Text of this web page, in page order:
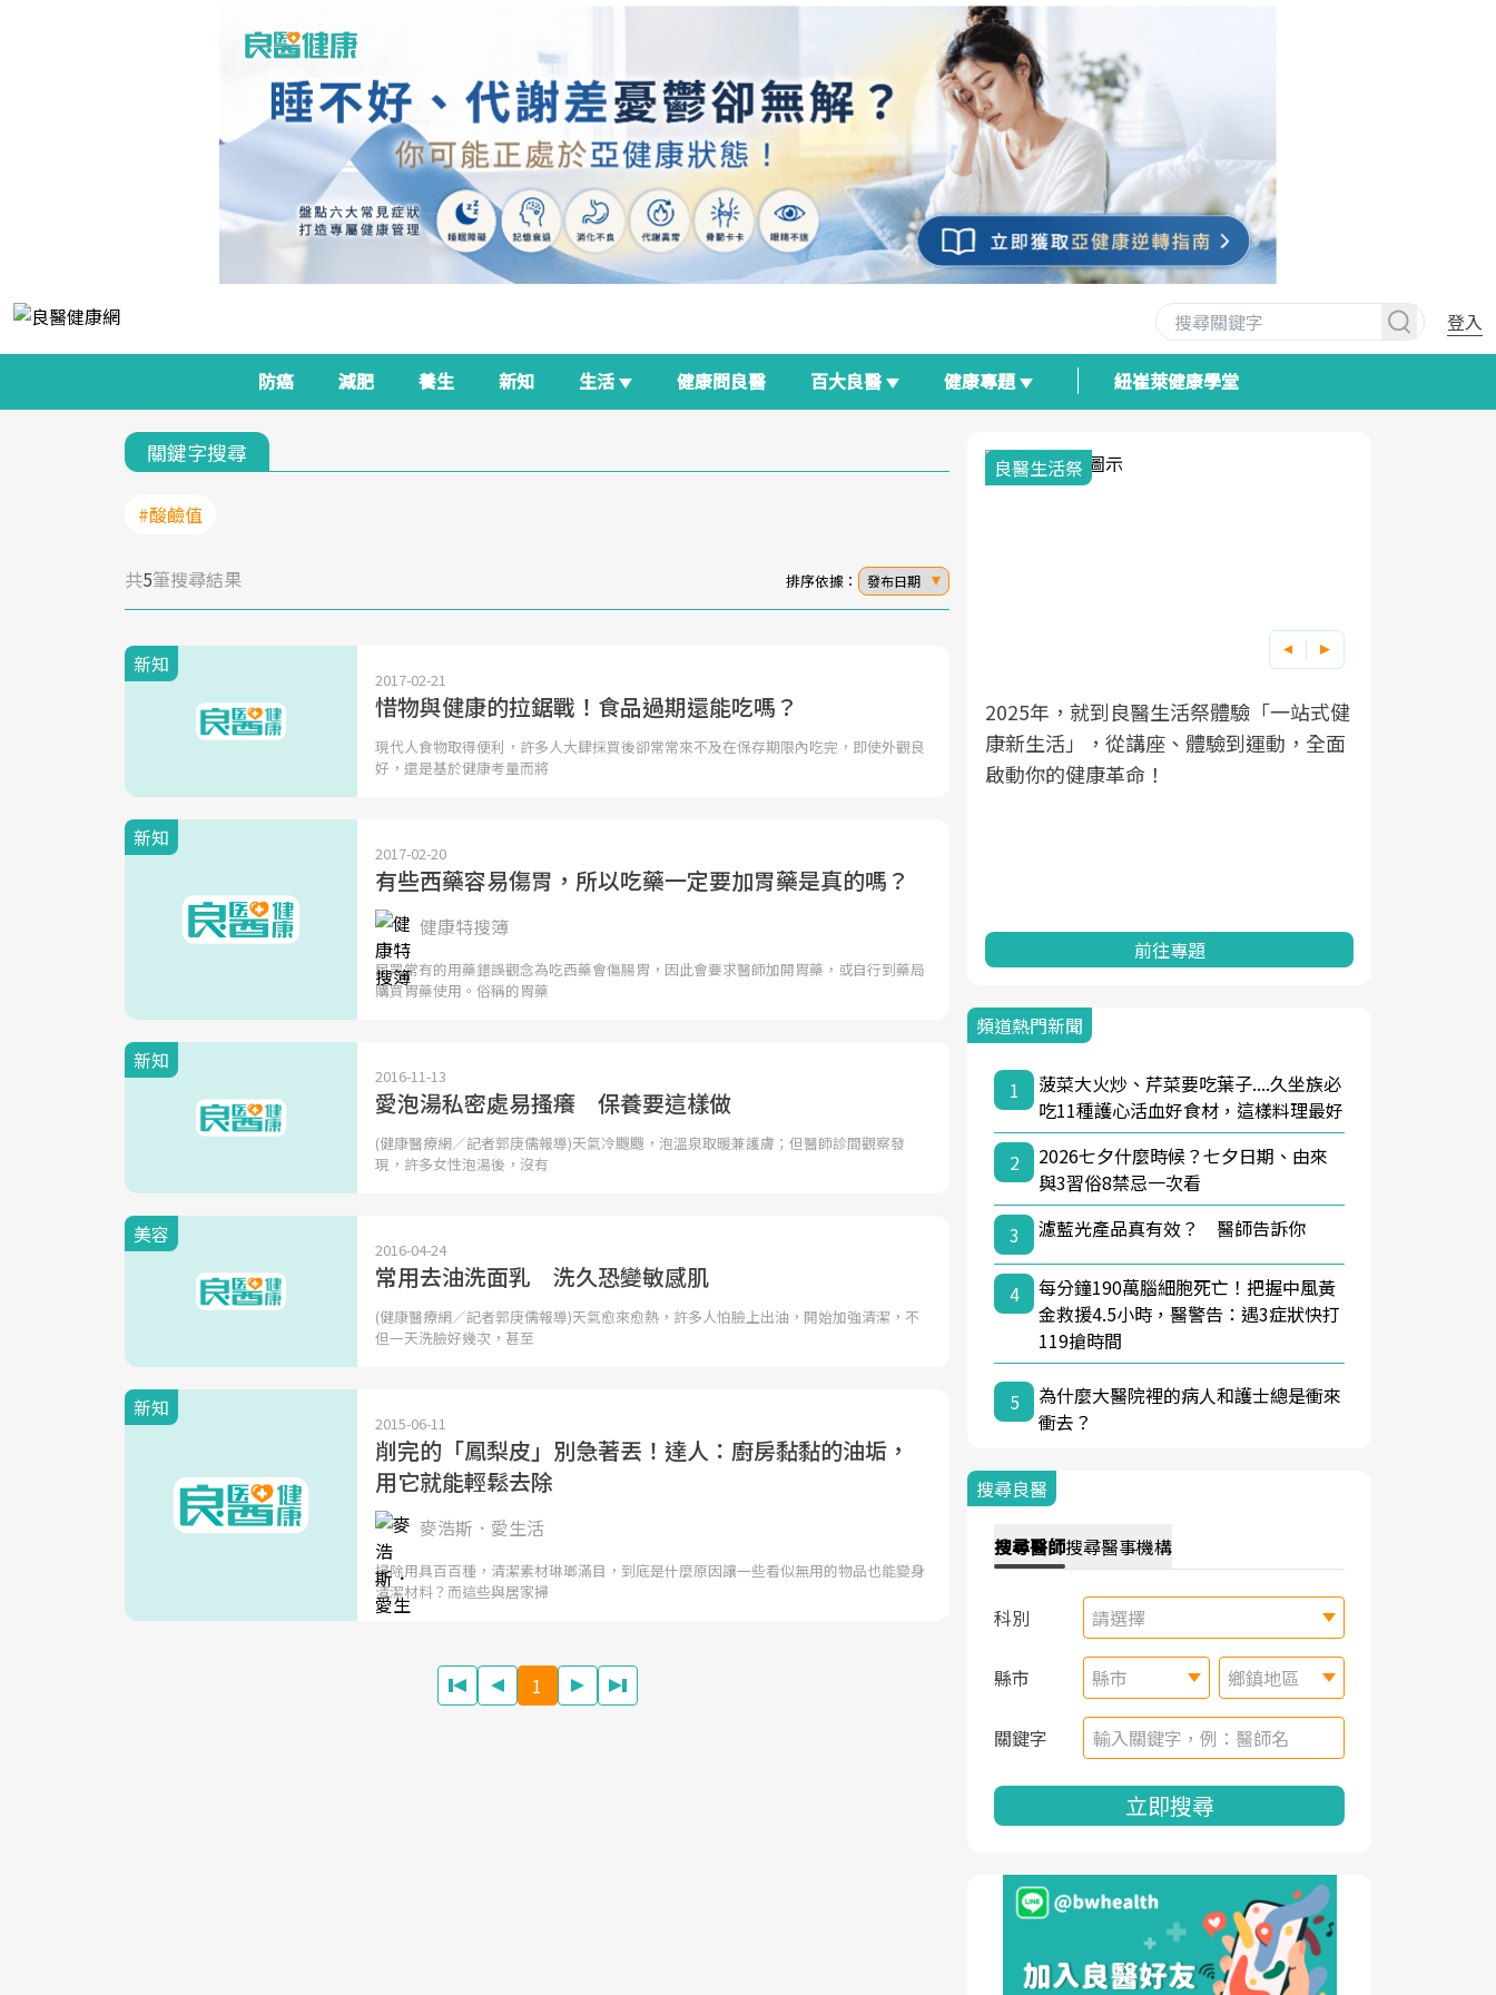
登入
防癌 減肥 養生 新知 生活 健康問良醫 百大良醫 健康專題 紐崔萊健康學堂
關鍵字搜尋
#酸鹼值
共5筆搜尋結果 排序依據： 發布日期
新知
2017-02-21
惜物與健康的拉鋸戰！食品過期還能吃嗎？
現代人食物取得便利，許多人大肆採買後卻常常來不及在保存期限內吃完，即使外觀良
好，還是基於健康考量而將
新知
2017-02-20
有些西藥容易傷胃，所以吃藥一定要加胃藥是真的嗎？
健康特搜簿
民眾常有的用藥錯誤觀念為吃西藥會傷腸胃，因此會要求醫師加開胃藥，或自行到藥局
購買胃藥使用。俗稱的胃藥
新知
2016-11-13
愛泡湯私密處易搔癢 保養要這樣做
(健康醫療網／記者郭庚儒報導)天氣冷颼颼，泡溫泉取暖兼護膚；但醫師診間觀察發
現，許多女性泡湯後，沒有
美容
2016-04-24
常用去油洗面乳 洗久恐變敏感肌
(健康醫療網／記者郭庚儒報導)天氣愈來愈熱，許多人怕臉上出油，開始加強清潔，不
但一天洗臉好幾次，甚至
新知
2015-06-11
削完的「鳳梨皮」別急著丟！達人：廚房黏黏的油垢，
用它就能輕鬆去除
麥浩斯．愛生活
掃除用具百百種，清潔素材琳瑯滿目，到底是什麼原因讓一些看似無用的物品也能變身
清潔材料？而這些與居家掃
1
面對超高齡社會的浪潮，台灣正在快速邁
向「健康照護」的新時代。隨著國家政策
務，更是民眾了解自身健康狀況、啟動健
康管理的重要起點。
良醫生活祭
2025年，就到良醫生活祭體驗「一站式健
康新生活」，從講座、體驗到運動，全面
我與健康韌性的距離
良醫健康網從「換季的身體變化」出發，
透過醫學觀點與日常感受的對話，建立對
亞健康的認知，進而引導實際的改善行
前往專題
頻道熱門新聞
1
菠菜大火炒、芹菜要吃葉子....久坐族必
吃11種護心活血好食材，這樣料理最好
2
2026七夕什麼時候？七夕日期、由來
與3習俗8禁忌一次看
3
濾藍光產品真有效？ 醫師告訴你
4
每分鐘190萬腦細胞死亡！把握中風黃
金救援4.5小時，醫警告：遇3症狀快打
119搶時間
5
為什麼大醫院裡的病人和護士總是衝來
衝去？
搜尋良醫
搜尋醫師搜尋醫事機構
科別 請選擇
縣市 縣市 鄉鎮地區
關鍵字
立即搜尋